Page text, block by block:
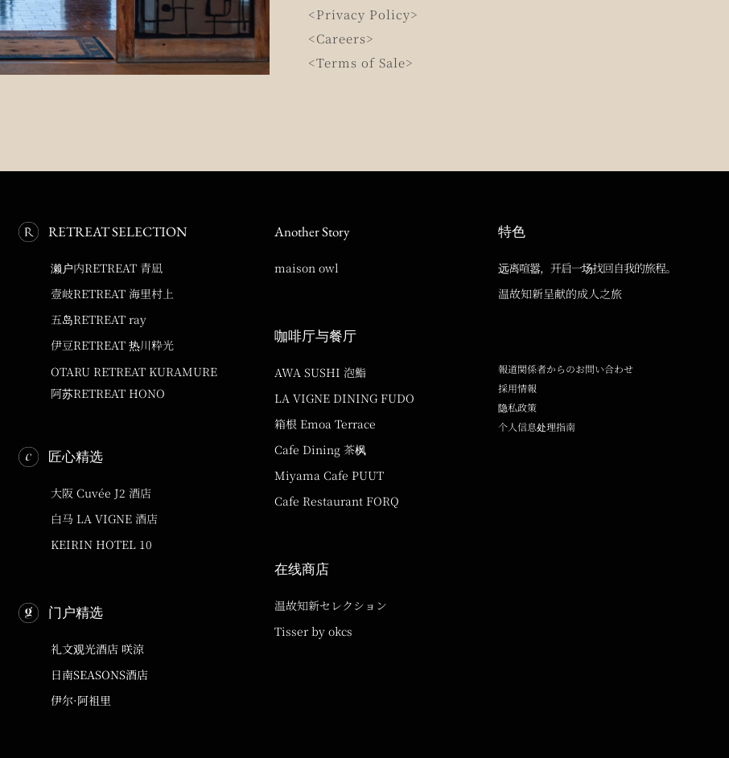
<Privacy Policy>
<Careers>
<Terms of Sale>
RETREAT SELECTION
濑户内RETREAT 青凪
壹岐RETREAT 海里村上
五岛RETREAT ray
伊豆RETREAT 热川粋光
OTARU RETREAT KURAMURE
阿苏RETREAT HONO
匠心精选
大阪 Cuvée J2 酒店
白马 LA VIGNE 酒店
KEIRIN HOTEL 10
门户精选
礼文观光酒店 咲涼
日南SEASONS酒店
伊尔·阿祖里
Another Story
maison owl
咖啡厅与餐厅
AWA SUSHI 泡鮨
LA VIGNE DINING FUDO
箱根 Emoa Terrace
Cafe Dining 茶枫
Miyama Cafe PUUT
Cafe Restaurant FORQ
在线商店
温故知新セレクション
Tisser by okcs
特色
远离喧嚣，开启一场找回自我的旅程。
温故知新呈献的成人之旅
報道関係者からのお問い合わせ
採用情報
隐私政策
个人信息处理指南